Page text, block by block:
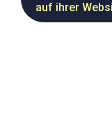
auf ihrer